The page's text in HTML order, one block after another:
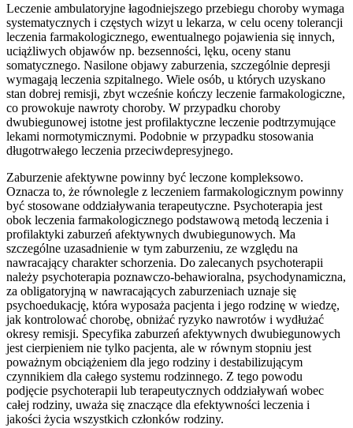
Leczenie ambulatoryjne łagodniejszego przebiegu choroby wymaga
systematycznych i częstych wizyt u lekarza, w celu oceny tolerancji
leczenia farmakologicznego, ewentualnego pojawienia się innych,
uciążliwych objawów np. bezsenności, lęku, oceny stanu
somatycznego. Nasilone objawy zaburzenia, szczególnie depresji
wymagają leczenia szpitalnego. Wiele osób, u których uzyskano
stan dobrej remisji, zbyt wcześnie kończy leczenie farmakologiczne,
co prowokuje nawroty choroby. W przypadku choroby
dwubiegunowej istotne jest profilaktyczne leczenie podtrzymujące
lekami normotymicznymi. Podobnie w przypadku stosowania
długotrwałego leczenia przeciwdepresyjnego.
Zaburzenie afektywne powinny być leczone kompleksowo.
Oznacza to, że równolegle z leczeniem farmakologicznym powinny
być stosowane oddziaływania terapeutyczne. Psychoterapia jest
obok leczenia farmakologicznego podstawową metodą leczenia i
profilaktyki zaburzeń afektywnych dwubiegunowych. Ma
szczególne uzasadnienie w tym zaburzeniu, ze względu na
nawracający charakter schorzenia. Do zalecanych psychoterapii
należy psychoterapia poznawczo-behawioralna, psychodynamiczna,
za obligatoryjną w nawracających zaburzeniach uznaje się
psychoedukację, która wyposaża pacjenta i jego rodzinę w wiedzę,
jak kontrolować chorobę, obniżać ryzyko nawrotów i wydłużać
okresy remisji. Specyfika zaburzeń afektywnych dwubiegunowych
jest cierpieniem nie tylko pacjenta, ale w równym stopniu jest
poważnym obciążeniem dla jego rodziny i destabilizującym
czynnikiem dla całego systemu rodzinnego. Z tego powodu
podjęcie psychoterapii lub terapeutycznych oddziaływań wobec
całej rodziny, uważa się znaczące dla efektywności leczenia i
jakości życia wszystkich członków rodziny.